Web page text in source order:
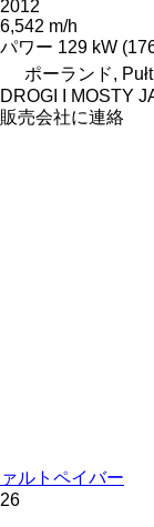
2012
6,542 m/h
パワー 129 kW
ポーランド,
DROGI I MOSTY
販売会社に連絡
ァルトペイバー
26